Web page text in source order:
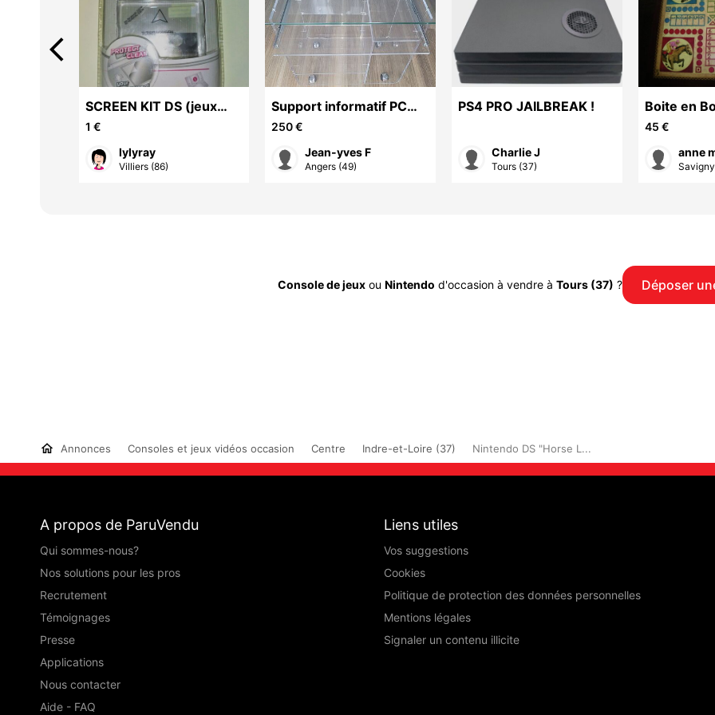
SCREEN KIT DS (jeux
vidéo accessoires)
1 €
lylyray
Villiers (86)
Support informatif PC
bureau /portable
250 €
Jean-yves F
Angers (49)
PS4 PRO JAILBREAK !
Charlie J
Tours (37)
Boite en
Multiples
45 €
anne
arrow_back_ios
Console de jeuxou Nintendo d'occasion à vendre à Tours (37) ? Déposer
Annonces Consoles et jeux vidéos occasion Centre Indre-et-Loire (37) Nintendo DS "Horse L...
A propos de ParuVendu
Qui sommes-nous?
Nos solutions pour les pros
Recrutement
Témoignages
Presse
Applications
Nous contacter
Aide - FAQ
Liens utiles
Vos suggestions
Cookies
Politique de protection des données personnelles
Mentions légales
Signaler un contenu illicite